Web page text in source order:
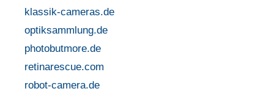
klassik-cameras.de
optiksammlung.de
photobutmore.de
retinarescue.com
robot-camera.de